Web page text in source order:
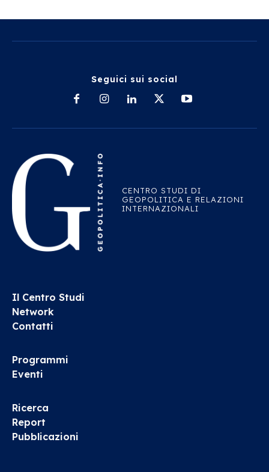
Seguici sui social
CENTRO STUDI DI
GEOPOLITICA E RELAZIONI
INTERNAZIONALI
Il Centro Studi
Network
Contatti
Programmi
Eventi
Ricerca
Report
Pubblicazioni